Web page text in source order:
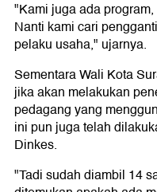
"Kami juga ada
Nanti kami cari
pelaku usaha," ujarnya.
Sementara Wali Kota
jika akan melakukan
pedagang yang
ini pun juga telah
Dinkes.
"Tadi sudah diambil 14